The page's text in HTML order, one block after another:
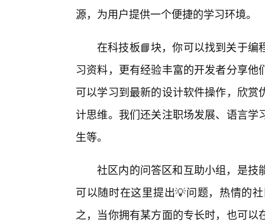
源，为用户提供一个便捷的学习环境。
在科技板📘块，你可以找到关于编
习资料，更有经验丰富的开发者分享
可以学习到最新的设计软件操作，欣
计思维。我们还关注职场发展、语言
生等。
社区内的问答区和互助小组，是技
可以随时在这里提出💡问题，热情的
之，当你拥有某方面的专长时，也可